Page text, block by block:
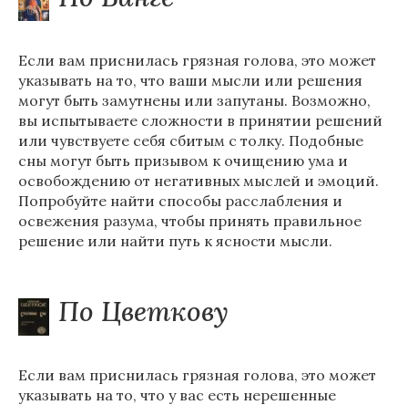
Если вам приснилась грязная голова, это может
указывать на то, что ваши мысли или решения
могут быть замутнены или запутаны. Возможно,
вы испытываете сложности в принятии решений
или чувствуете себя сбитым с толку. Подобные
сны могут быть призывом к очищению ума и
освобождению от негативных мыслей и эмоций.
Попробуйте найти способы расслабления и
освежения разума, чтобы принять правильное
решение или найти путь к ясности мысли.
По Цветкову
Если вам приснилась грязная голова, это может
указывать на то, что у вас есть нерешенные